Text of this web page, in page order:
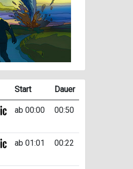
Start Dauer
ab 00:00 00:50
ab 01:01 00:22